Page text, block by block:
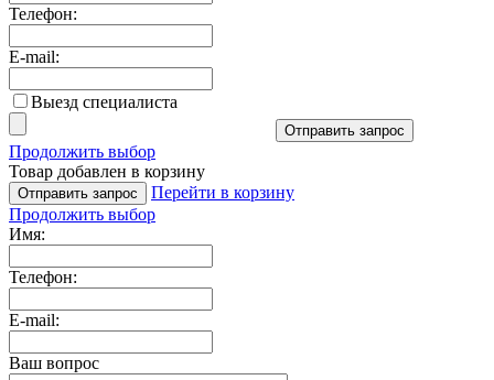
Телефон:
E-mail:
Выезд специалиста
Отправить запрос
Продолжить выбор
Товар добавлен в корзину
Отправить запрос
Перейти в корзину
Продолжить выбор
Имя:
Телефон:
E-mail:
Ваш вопрос